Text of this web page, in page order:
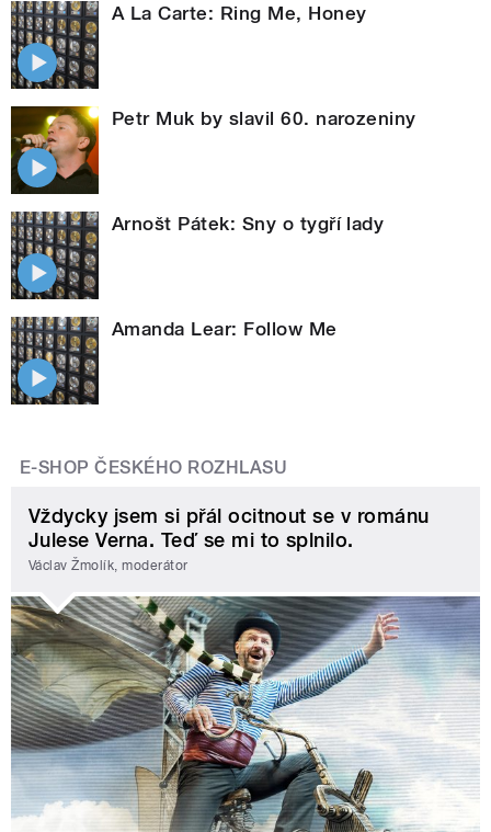
A La Carte: Ring Me, Honey
Petr Muk by slavil 60. narozeniny
Arnošt Pátek: Sny o tygří lady
Amanda Lear: Follow Me
E-SHOP ČESKÉHO ROZHLASU
Vždycky jsem si přál ocitnout se v románu
Julese Verna. Teď se mi to splnilo.
Václav Žmolík, moderátor